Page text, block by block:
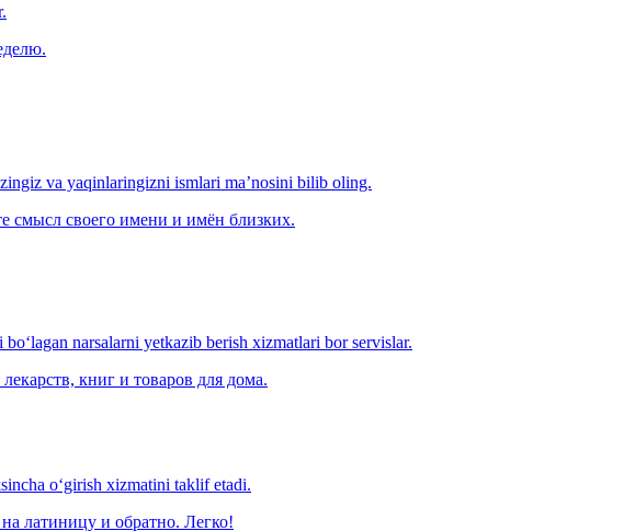
va yaqinlaringizni ismlari ma’nosini bilib oling.
смысл своего имени и имён близких.
narsalarni yetkazib berish xizmatlari bor servislar.
книг и товаров для дома.
o‘girish xizmatini taklif etadi.
латиницу и обратно. Легко!